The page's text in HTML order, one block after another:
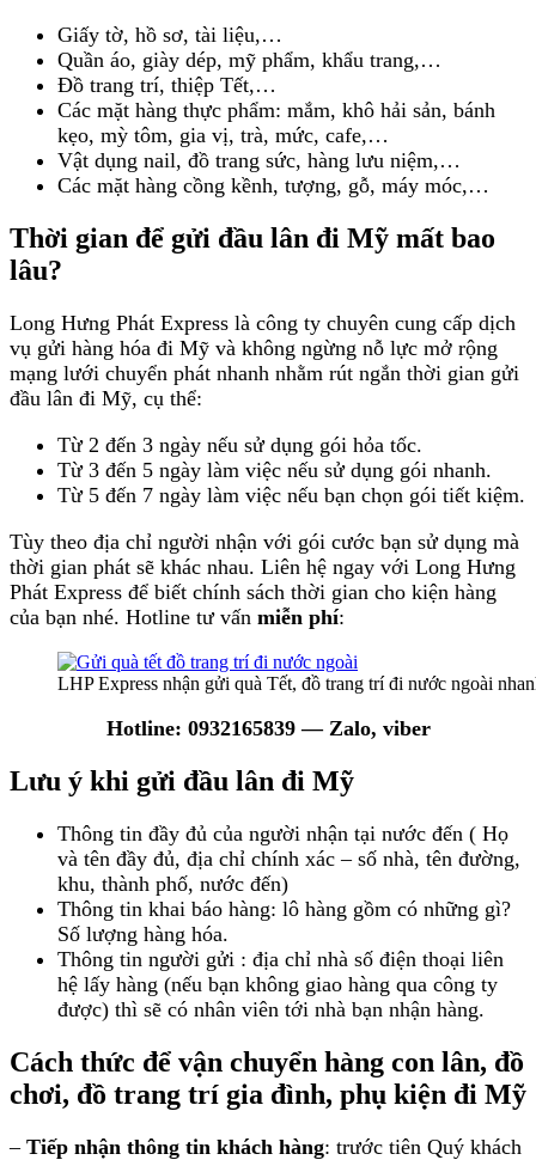
Giấy tờ, hồ sơ, tài liệu,…
Quần áo, giày dép, mỹ phẩm, khẩu trang,…
Đồ trang trí, thiệp Tết,…
Các mặt hàng thực phẩm: mắm, khô hải sản, bánh
kẹo, mỳ tôm, gia vị, trà, mức, cafe,…
Vật dụng nail, đồ trang sức, hàng lưu niệm,…
Các mặt hàng cồng kềnh, tượng, gỗ, máy móc,…
Thời gian để gửi đầu lân đi Mỹ mất bao
lâu?
Long Hưng Phát Express là công ty chuyên cung cấp dịch
vụ gửi hàng hóa đi Mỹ và không ngừng nỗ lực mở rộng
mạng lưới chuyển phát nhanh nhằm rút ngắn thời gian gửi
đầu lân đi Mỹ, cụ thể:
Từ 2 đến 3 ngày nếu sử dụng gói hỏa tốc.
Từ 3 đến 5 ngày làm việc nếu sử dụng gói nhanh.
Từ 5 đến 7 ngày làm việc nếu bạn chọn gói tiết kiệm.
Tùy theo địa chỉ người nhận với gói cước bạn sử dụng mà
thời gian phát sẽ khác nhau. Liên hệ ngay với Long Hưng
Phát Express để biết chính sách thời gian cho kiện hàng
của bạn nhé. Hotline tư vấn miễn phí:
LHP Express nhận gửi quà Tết, đồ trang trí đi nước ngoài
Hotline: 0932165839— Zalo, viber
Lưu ý khi gửi đầu lân đi Mỹ
Thông tin đầy đủ của người nhận tại nước đến ( Họ
và tên đầy đủ, địa chỉ chính xác – số nhà, tên đường,
khu, thành phố, nước đến)
Thông tin khai báo hàng: lô hàng gồm có những gì?
Số lượng hàng hóa.
Thông tin người gửi : địa chỉ nhà số điện thoại liên
hệ lấy hàng (nếu bạn không giao hàng qua công ty
được) thì sẽ có nhân viên tới nhà bạn nhận hàng.
Cách thức để vận chuyển hàng con lân, đồ
chơi, đồ trang trí gia đình, phụ kiện đi Mỹ
– Tiếp nhận thông tin khách hàng: trước tiên Quý khách